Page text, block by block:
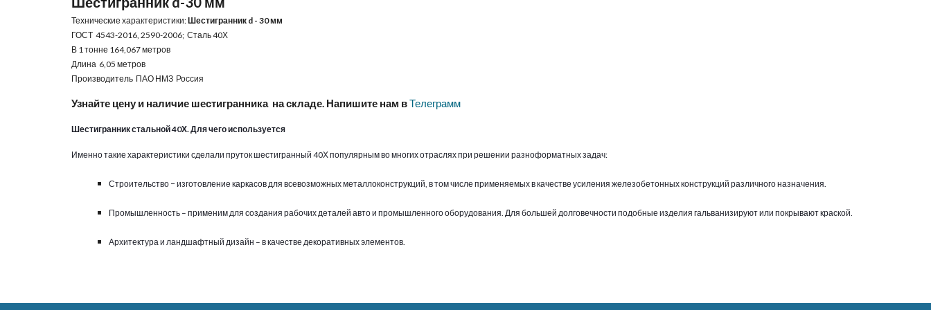
Технические характеристики: Шестигранник d - 30 мм
ГОСТ  4543-2016, 2590-2006;  Сталь 40Х
В 1 тонне 164,067 метров
Длина  6,05 метров
Производитель  ПАО НМЗ  Россия
Узнайте цену и наличие шестигранника  на складе. Напишите нам вТелеграмм
Шестигранник стальной 40Х. Для чего используется
Именно такие характеристики сделали пруток шестигранный 40Х популярным во многих отраслях при решении разноформатных задач:
Строительство − изготовление каркасов для всевозможных металлоконструкций, в том числе применяемых в качестве усиления железобетонных конструкций различного назначения.
Промышленность – применим для создания рабочих деталей авто и промышленного оборудования. Для большей долговечности подобные изделия гальванизируют или покрывают краской.
Архитектура и ландшафтный дизайн – в качестве декоративных элементов.